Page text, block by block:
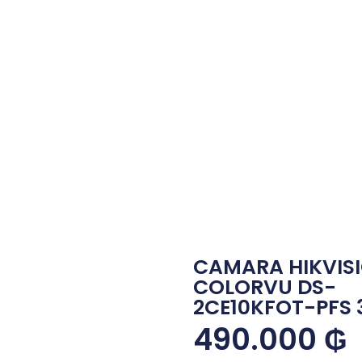
CAMARA
COLORVU DS-
2CE10KFOT-PFS
490.000 ₲